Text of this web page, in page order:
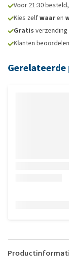
Voor 21:30 besteld,
Kies zelfwaaren
Gratis verzending
Klanten